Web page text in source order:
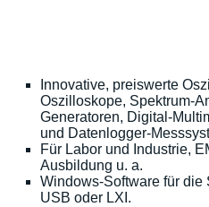
Innovative, preiswerte
Oszilloskope, Spektrum-
Generatoren, Digital-
und Datenlogger-
Für Labor und Industrie,
Ausbildung u. a.
Windows-Software für die
USB oder LXI.